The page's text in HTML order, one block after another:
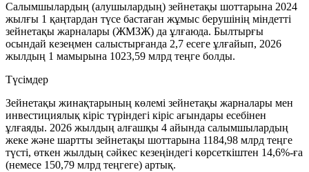
Салымшылардың (алушылардың) зейнетақы шоттарына 2024
жылғы 1 қаңтардан түсе бастаған жұмыс берушінің міндетті
зейнетақы жарналары (ЖМЗЖ) да ұлғаюда. Былтырғы
осындай кезеңмен салыстырғанда 2,7 есеге ұлғайып, 2026
жылдың 1 мамырына 1023,59 млрд теңге болды.
Түсімдер
Зейнетақы жинақтарының көлемі зейнетақы жарналары мен
инвестициялық кіріс түріндегі кіріс ағындары есебінен
ұлғаяды. 2026 жылдың алғашқы 4 айында салымшылардың
жеке және шартты зейнетақы шоттарына 1184,98 млрд теңге
түсті, өткен жылдың сәйкес кезеңіндегі көрсеткіштен 14,6%-ға
(немесе 150,79 млрд теңгеге) артық.